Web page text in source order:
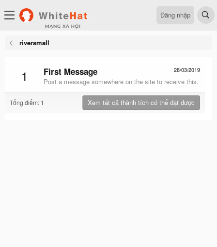
Đăng nhập
riversmall
1 28/03/2019
First Message
Post a message somewhere on the site to receive this.
Tổng điểm: 1 Xem tất cả thành tích có thể đạt được